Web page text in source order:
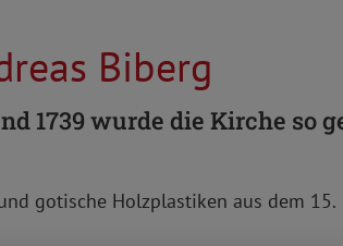
Biberg
1739 wurde die Kirche so
gotische Holzplastiken aus dem 15.